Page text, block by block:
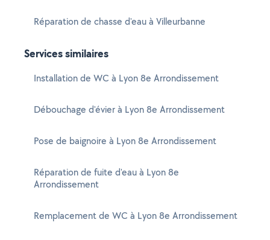
Réparation de chasse d'eau à Villeurbanne
Services similaires
Installation de WC à Lyon 8e Arrondissement
Débouchage d'évier à Lyon 8e Arrondissement
Pose de baignoire à Lyon 8e Arrondissement
Réparation de fuite d'eau à Lyon 8e
Arrondissement
Remplacement de WC à Lyon 8e Arrondissement